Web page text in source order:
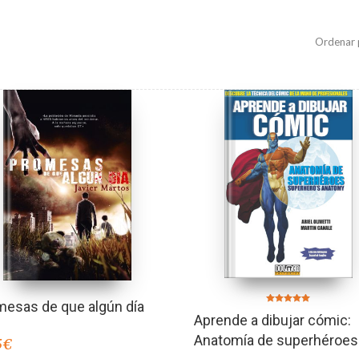
Ordenar
de que algún día
€
5.00
de 5
Aprende a dibujar cómic:
Anatomía de superhéroes